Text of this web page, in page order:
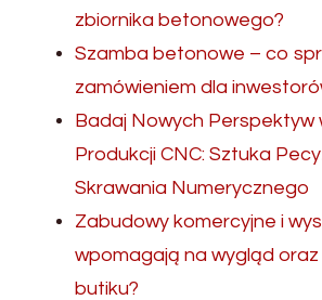
zbiornika betonowego?
Szamba betonowe – co
zamówieniem dla
Badaj Nowych Perspektyw
Produkcji CNC: Sztuka
Skrawania Numerycznego
Zabudowy komercyjne i
wpomagają na wygląd oraz
butiku?